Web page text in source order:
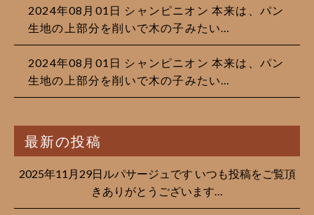
2024年08月01日 シャンピニオン 本来は、パン
生地の上部分を削いで木の子みたい…
2024年08月01日 シャンピニオン 本来は、パン
生地の上部分を削いで木の子みたい…
最新の投稿
2025年11月29日ルパサージュです︎ いつも投稿をご覧頂
きありがとうございます…